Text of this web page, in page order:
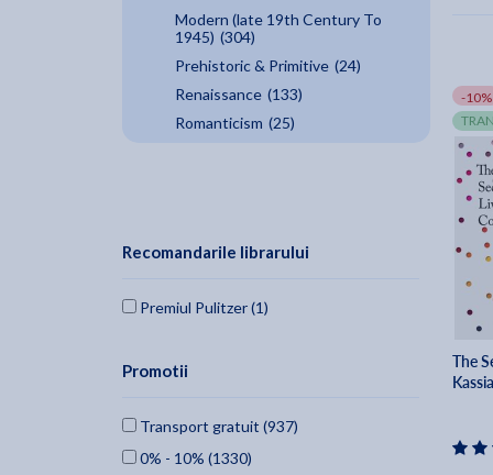
Modern (late 19th Century To
1945) (304)
Prehistoric & Primitive (24)
Renaissance (133)
Romanticism (25)
Recomandarile librarului
Premiul Pulitzer (1)
Promotii
Transport gratuit (937)
0% - 10% (1330)
-10%
The